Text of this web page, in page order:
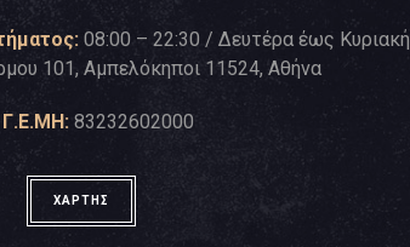
08:00 – 22:30 / Δευτέρα έως Κυριακή
101, Αμπελόκηποι 11524, Αθήνα
83232602000
ΧΑΡΤΗΣ